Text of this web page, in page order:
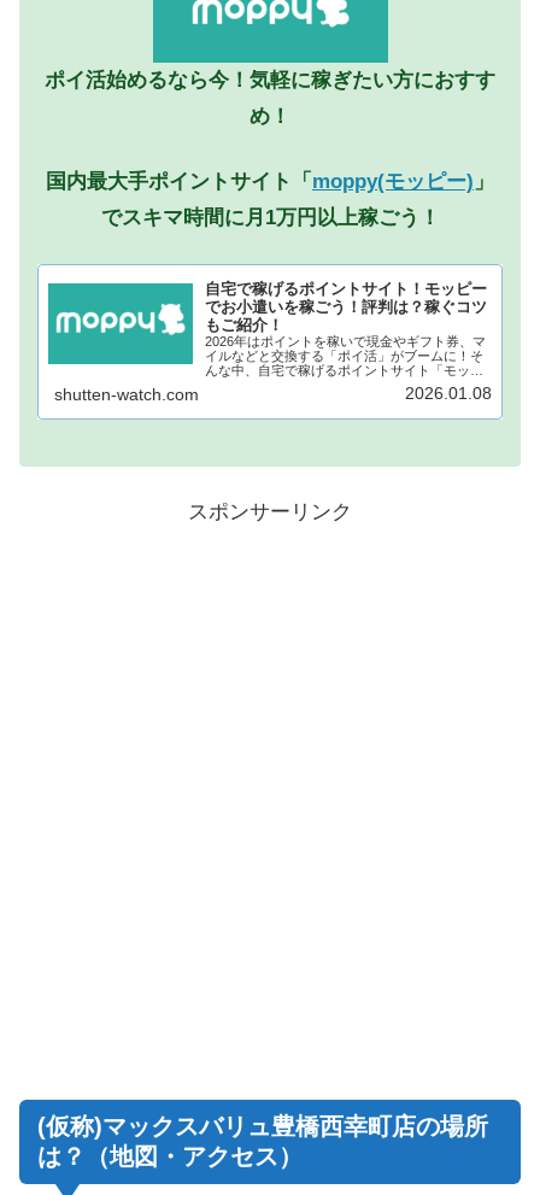
ポイ活始めるなら今！気軽に稼ぎたい方におすす
め！
国内最大手ポイントサイト「 moppy(モッピー) 」
でスキマ時間に月1万円以上稼ごう！
自宅で稼げるポイントサイト！モッピー
でお小遣いを稼ごう！評判は？稼ぐコツ
もご紹介！
2026年はポイントを稼いで現金やギフト券、マ
イルなどと交換する「ポイ活」がブームに！そ
んな中、自宅で稼げるポイントサイト「モッピ
ー」が注目されています！モッピーに登録し、
自宅でポイントを稼げば、あなたも月1万円稼ぐ
shutten-watch.com 2026.01.08
スポンサーリンク
(仮称)マックスバリュ豊橋西幸町店の場所
は？（地図・アクセス）